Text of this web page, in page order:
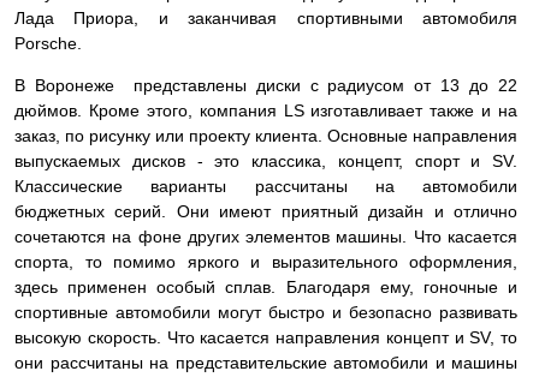
Лада Приора, и заканчивая спортивными автомобиля
Porsche.
В Воронеже представлены диски с радиусом от 13 до 22
дюймов. Кроме этого, компания LS изготавливает также и на
заказ, по рисунку или проекту клиента. Основные направления
выпускаемых дисков - это классика, концепт, спорт и SV.
Классические варианты рассчитаны на автомобили
бюджетных серий. Они имеют приятный дизайн и отлично
сочетаются на фоне других элементов машины. Что касается
спорта, то помимо яркого и выразительного оформления,
здесь применен особый сплав. Благодаря ему, гоночные и
спортивные автомобили могут быстро и безопасно развивать
высокую скорость. Что касается направления концепт и SV, то
они рассчитаны на представительские автомобили и машины